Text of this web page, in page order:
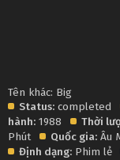
Tên khác: Big
Status: completed
hành: 1988 Thời
Phút
Quốc gia: Âu
Định dạng: Phim lẻ